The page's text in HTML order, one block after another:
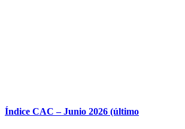
Índice CAC – Junio 2026 (último